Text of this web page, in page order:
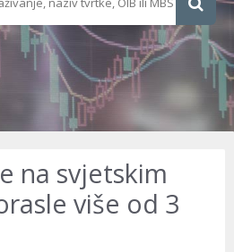
na svjetskim
više od 3